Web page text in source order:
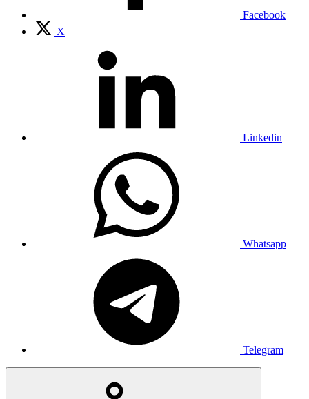
Facebook
X
Linkedin
Whatsapp
Telegram